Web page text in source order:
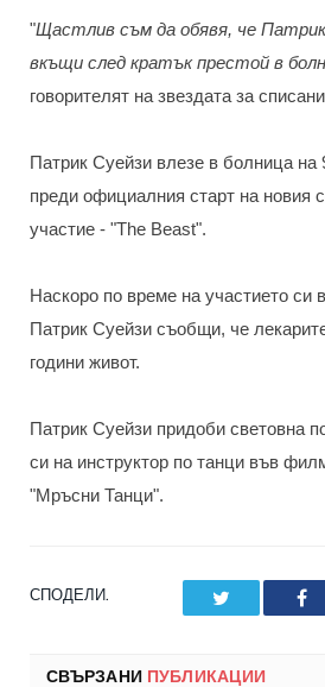
"Щастлив съм да обявя, че
вкъщи след кратък престой в
говорителят на звездата за
Патрик Суейзи влезе в болница на
преди официалния старт на новия
участие - "The Beast".
Наскоро по време на участието си
Патрик Суейзи съобщи, че
години живот.
Патрик Суейзи придоби световна
си на инструктор по танци във
"Мръсни Танци".
СПОДЕЛИ.
СВЪРЗАНИ ПУБЛИКАЦИИ